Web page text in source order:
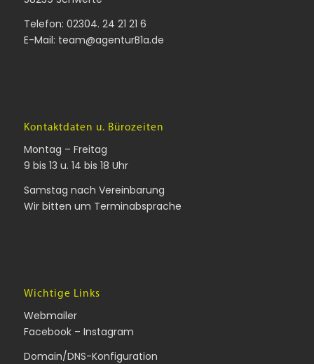
Telefon: 02304. 24 21 21 6
E-Mail: team@agenturB1a.de
Kontaktdaten u. Bürozeiten
Montag – Freitag
9 bis 13 u. 14 bis 18 Uhr
Samstag nach Vereinbarung
Wir bitten um Terminabsprache
Wichtige Links
Webmailer
Facebook– Instagram
Domain/DNS-Konfiguration